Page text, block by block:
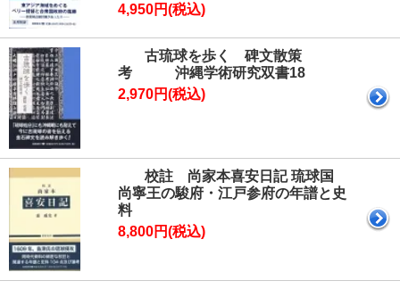
4,950円(税込)
古琉球を歩く 碑文散策
考 沖縄学術研究双書18
2,970円(税込)
校註 尚家本喜安日記 琉球国
尚寧王の駿府・江戸参府の年譜と史
料
8,800円(税込)